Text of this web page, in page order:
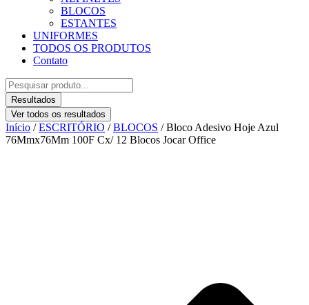
BLOCOS
ESTANTES
UNIFORMES
TODOS OS PRODUTOS
Contato
Pesquisar
...Resultados
Ver todos os resultados
Início /ESCRITÓRIO /BLOCOS / Bloco Adesivo Hoje Azul
76Mmx76Mm 100F Cx/ 12 Blocos Jocar Office